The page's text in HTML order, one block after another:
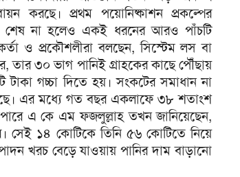
করছে। প্রথম পয়োনিষ্কাশন প্রকল্পের
শেষ না হলেও একই ধরনের আরও পাঁচটি
ও প্রকৌশলীরা বলছেন, সিস্টেম লস বা
তার ৩০ ভাগ পানিই গ্রাহকের কাছে পৌঁছায়
টাকা গচ্চা দিতে হয়। সংকটের সমাধান না
এর মধ্যে গত বছর একলাফে ৩৮ শতাংশ
এ কে এম ফজলুল্লাহ তখন জানিয়েছেন,
সেই ১৪ কোটিকে তিনি ৫৬ কোটিতে নিয়ে
খরচ বেড়ে যাওয়ায় পানির দাম বাড়ানো